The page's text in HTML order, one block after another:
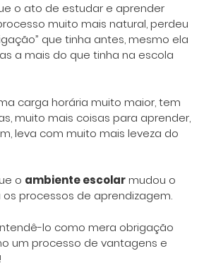
o ato de estudar e aprender
muito mais natural, perdeu
que tinha antes, mesmo ela
a mais do que tinha na escola
carga horária muito maior, tem
muito mais coisas para aprender,
leva com muito mais leveza do
o ambiente escolarmudou o
processos de aprendizagem.
lo como mera obrigação
um processo de vantagens e